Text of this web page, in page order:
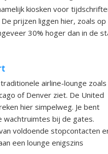
kiosken voor
prijzen liggen hier, zoals op
30% hoger dan in de
airline-lounge zoals
of Denver ziet. De United
hier simpelweg. Je bent
wachtruimtes bij de gates.
voldoende stopcontacten
een lounge enigszins